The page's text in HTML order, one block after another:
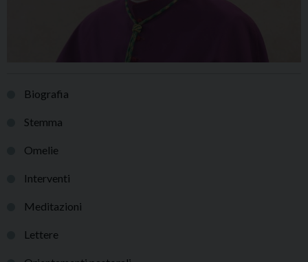
Biografia
Stemma
Omelie
Interventi
Meditazioni
Lettere